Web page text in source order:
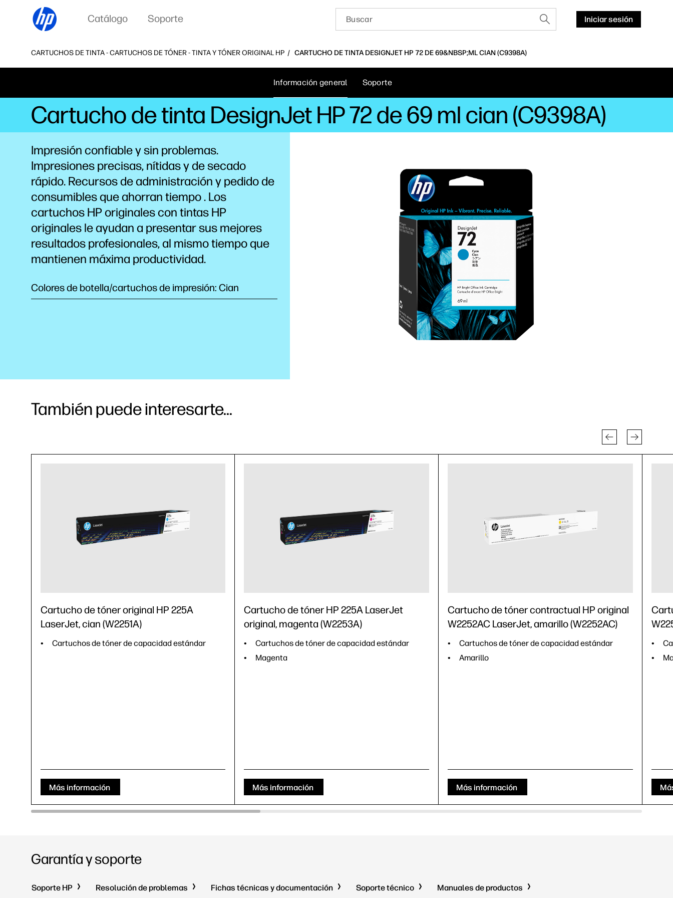
Catálogo Soporte Iniciar sesión
CARTUCHOS DE TINTA - CARTUCHOS DE TÓNER - TINTA Y TÓNER ORIGINAL HP CARTUCHO DE TINTA DESIGNJET HP 72 DE 69&NBSP;ML CIAN (C9398A)
Información general Soporte
Cartucho de tinta DesignJet HP 72 de 69 ml cian (C9398A)
Impresión confiable y sin problemas.
Impresiones precisas, nítidas y de secado
rápido. Recursos de administración y pedido de
consumibles que ahorran tiempo. Los
cartuchos HP originales con tintas HP
originales le ayudan a presentar sus mejores
resultados profesionales, al mismo tiempo que
mantienen máxima productividad.
Colores de botella/cartuchos de impresión: Cian
También puede interesarte...
Cartucho de tóner original HP 225A
LaserJet, cian (W2251A)
Cartuchos de tóner de capacidad estándar
Más información
Cartucho de tóner HP 225A LaserJet
original, magenta (W2253A)
Cartuchos de tóner de capacidad estándar
Magenta
Más información
Cartucho de tóner contractual HP original
W2252AC LaserJet, amarillo (W2252AC)
Cartuchos de tóner de capacidad estándar
Amarillo
Más información
Garantía y soporte
Soporte HP Resolución de problemas Fichas técnicas y documentación Soporte técnico Manuales de productos